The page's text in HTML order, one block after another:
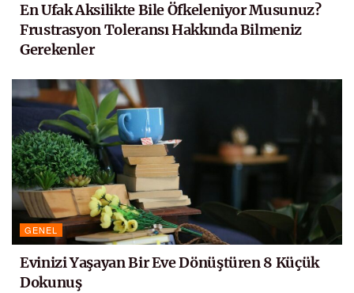
En Ufak Aksilikte Bile Öfkeleniyor Musunuz?
Frustrasyon Toleransı Hakkında Bilmeniz
Gerekenler
GENEL
Evinizi Yaşayan Bir Eve Dönüştüren 8 Küçük
Dokunuş